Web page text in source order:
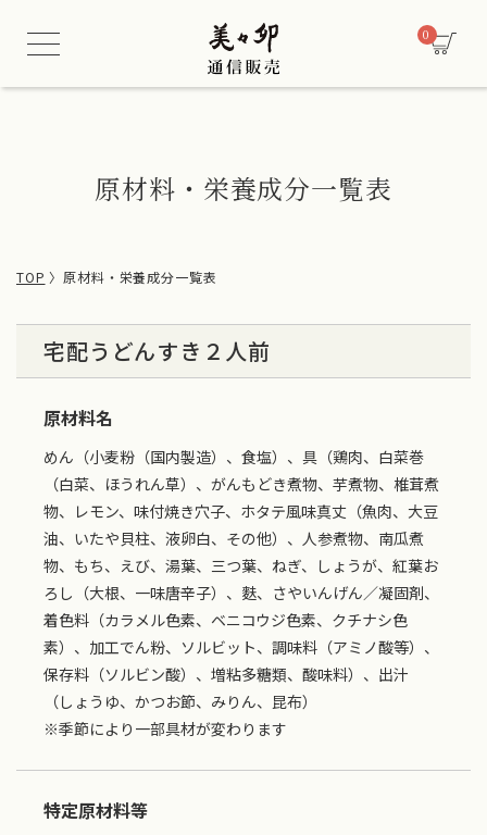
0
原材料・栄養成分一覧表
TOP 原材料・栄養成分一覧表
宅配うどんすき２人前
原材料名
めん（小麦粉（国内製造）、食塩）、具（鶏肉、白菜巻
（白菜、ほうれん草）、がんもどき煮物、芋煮物、椎茸煮
物、レモン、味付焼き穴子、ホタテ風味真丈（魚肉、大豆
油、いたや貝柱、液卵白、その他）、人参煮物、南瓜煮
物、もち、えび、湯葉、三つ葉、ねぎ、しょうが、紅葉お
ろし（大根、一味唐辛子）、麩、さやいんげん／凝固剤、
着色料（カラメル色素、ベニコウジ色素、クチナシ色
素）、加工でん粉、ソルビット、調味料（アミノ酸等）、
保存料（ソルビン酸）、増粘多糖類、酸味料）、出汁
（しょうゆ、かつお節、みりん、昆布）
※季節により一部具材が変わります
特定原材料等